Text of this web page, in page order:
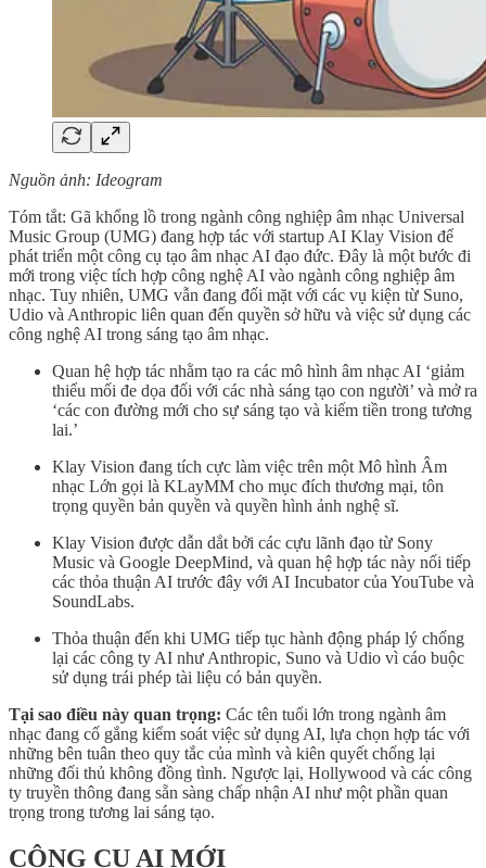
Nguồn ảnh: Ideogram
Tóm tắt: Gã khổng lồ trong ngành công nghiệp âm nhạc Universal
Music Group (UMG) đang hợp tác với startup AI Klay Vision để
phát triển một công cụ tạo âm nhạc AI đạo đức. Đây là một bước đi
mới trong việc tích hợp công nghệ AI vào ngành công nghiệp âm
nhạc. Tuy nhiên, UMG vẫn đang đối mặt với các vụ kiện từ Suno,
Udio và Anthropic liên quan đến quyền sở hữu và việc sử dụng các
công nghệ AI trong sáng tạo âm nhạc.
Quan hệ hợp tác nhằm tạo ra các mô hình âm nhạc AI ‘giảm
thiểu mối đe dọa đối với các nhà sáng tạo con người’ và mở ra
‘các con đường mới cho sự sáng tạo và kiếm tiền trong tương
lai.’
Klay Vision đang tích cực làm việc trên một Mô hình Âm
nhạc Lớn gọi là KLayMM cho mục đích thương mại, tôn
trọng quyền bản quyền và quyền hình ảnh nghệ sĩ.
Klay Vision được dẫn dắt bởi các cựu lãnh đạo từ Sony
Music và Google DeepMind, và quan hệ hợp tác này nối tiếp
các thỏa thuận AI trước đây với AI Incubator của YouTube và
SoundLabs.
Thỏa thuận đến khi UMG tiếp tục hành động pháp lý chống
lại các công ty AI như Anthropic, Suno và Udio vì cáo buộc
sử dụng trái phép tài liệu có bản quyền.
Tại sao điều này quan trọng: Các tên tuổi lớn trong ngành âm
nhạc đang cố gắng kiểm soát việc sử dụng AI, lựa chọn hợp tác với
những bên tuân theo quy tắc của mình và kiên quyết chống lại
những đối thủ không đồng tình. Ngược lại, Hollywood và các công
ty truyền thông đang sẵn sàng chấp nhận AI như một phần quan
trọng trong tương lai sáng tạo.
CÔNG CỤ AI MỚI